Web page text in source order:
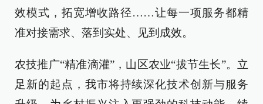
效模式，拓宽增收路径……让每一项服务都精
准对接需求、落到实处、见到成效。
农技推广“精准滴灌”，山区农业“拔节生长”。立
足新的起点，我市将持续深化技术创新与服务